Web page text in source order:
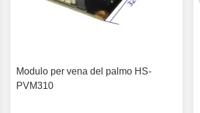
Modulo per vena del palmo HS-
PVM310